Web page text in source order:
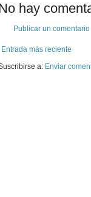
hay
Publicar un comentario
Entrada más reciente
a: Enviar